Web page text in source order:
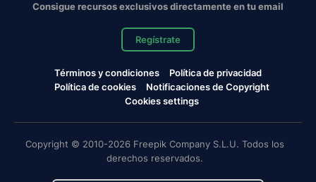
Consigue recursos exclusivos directamente en tu email
Regístrate
Términos y condiciones
Política de privacidad
Política de cookies
Notificaciones de Copyright
Cookies settings
Copyright © 2010-2026 Freepik Company S.L.U. Todos los
derechos reservados.